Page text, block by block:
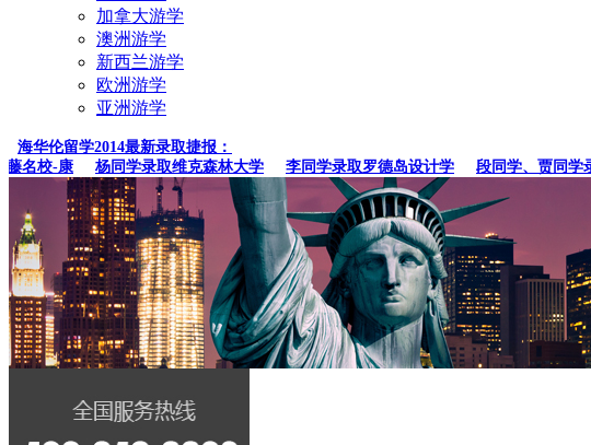
加拿大游学
澳洲游学
新西兰游学
欧洲游学
亚洲游学
海华伦留学2014最新录取捷报：
校-康
杨同学录取维克森林大学 李同学录取罗德岛设计学 段同学、贾同学录